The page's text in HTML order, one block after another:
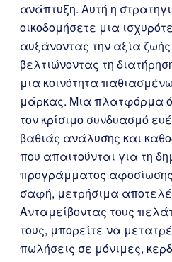
ανάπτυξη. Αυτή η
οικοδομήσετε μια
αυξάνοντας την αξία
βελτιώνοντας τη
μια κοινότητα
μάρκας. Μια πλατφόρμα
τον κρίσιμο συνδυασμό
βαθιάς ανάλυσης και
που απαιτούνται για τη
προγράμματος
σαφή, μετρήσιμα
Ανταμείβοντας τους
τους, μπορείτε να
πωλήσεις σε μόνιμες,